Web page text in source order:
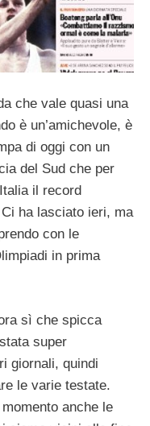
che vale quasi una
è un’amichevole, è
di oggi con un
del Sud che per
il record
ha lasciato ieri, ma
con le
in prima
sì che spicca
super
giornali, quindi
le varie testate.
anche le